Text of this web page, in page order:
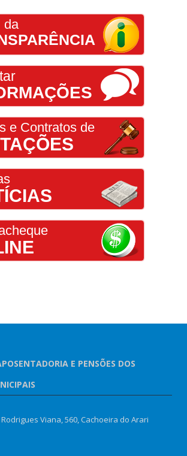
da
e Contratos de
E PENSÕES DOS
Rodrigues Viana, 560, Cachoeira do Arari